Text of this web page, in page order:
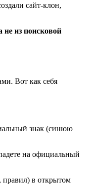
сайт-клон,
не из поисковой
Вот как себя
знак (синюю
на официальный
правил) в открытом